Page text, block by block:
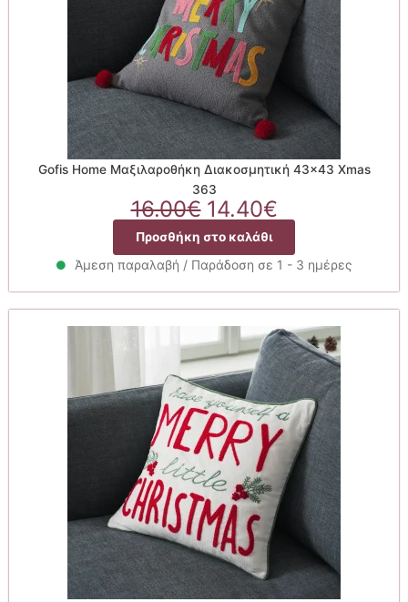
Gofis Home Μαξιλαροθήκη Διακοσμητική 43×43 Xmas
363
16.00€ Original
price
was:
16.00€.
14.40€Η
τρέχουσα
τιμή
είναι:
14.40€.
Προσθήκη στο καλάθι
Άμεση παραλαβή / Παράδοση σε 1 - 3 ημέρες